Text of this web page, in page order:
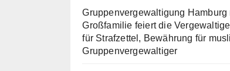
Gruppenvergewaltigung Hamburg
Großfamilie feiert die
für Strafzettel, Bewährung für
Gruppenvergewaltiger